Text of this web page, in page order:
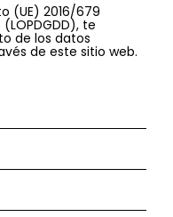
(UE) 2016/679
te
de los datos
de este sitio web.